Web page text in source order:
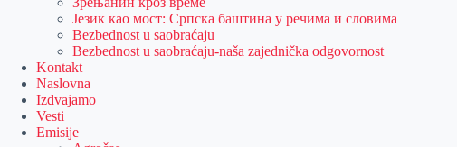
Језик као мост: Српска баштина у речима и словима
Bezbednost u saobraćaju
Bezbednost u saobraćaju-naša zajednička odgovornost
Kontakt
Naslovna
Izdvajamo
Vesti
Emisije